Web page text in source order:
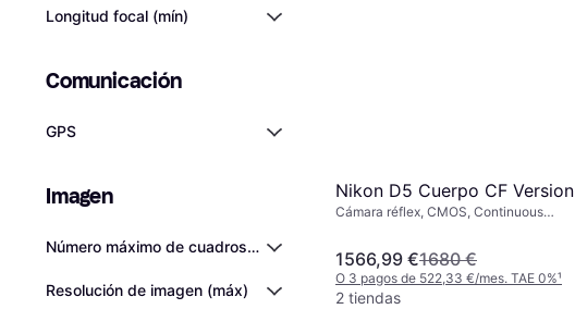
Longitud focal (mín)
Comunicación
GPS
Imagen
Número máximo de cuadros por segundo (FPS)
Resolución de imagen (máx)
Nikon D5 Cuerpo CF Version
Cámara réflex, CMOS, Continuous
1566,99 €1680 €
O 3 pagos de 522,33 €/mes. TAE 0%¹
2 tiendas